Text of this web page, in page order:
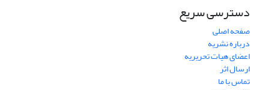
دسترسی سریع
صفحه اصلی
درباره نشریه
اعضای هیات تحریریه
ارسال اثر
تماس با ما